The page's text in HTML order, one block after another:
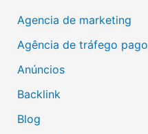
Agencia de marketing
Agência de tráfego pago
Anúncios
Backlink
Blog